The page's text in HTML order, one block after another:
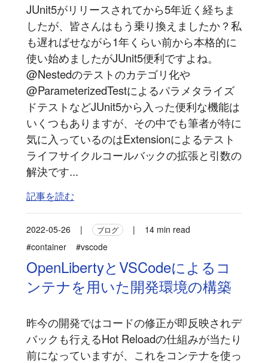
JUnit5がリリースされてから5年近く経ちま
したが、皆さんはもう乗り換えましたか？私
も遅ればせながら1年くらい前から本格的に
使い始めましたがJUnit5便利ですよね。
@Nestedのテストのカテゴリ化や
@ParameterizedTestによるパラメタライズ
ドテストなどJUnit5から入った便利な機能は
いくつもありますが、その中でも筆者が特に
気に入っているのはExtensionによるテスト
ライフサイクルコールバックの拡張と引数の
解決です...
記事を読む
2022-05-26 | ブログ |
14 min read
#container
#vscode
OpenLibertyとVSCodeによるコ
ンテナを用いた開発環境の構築
昨今の開発ではコードの修正が即反映されデ
バックも行えるHot Reloadの仕組みが当たり
前になっていますが、これをコンテナを使っ